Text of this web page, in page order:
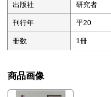
出版社 研究者
刊行年 平20
冊数 1冊
商品画像